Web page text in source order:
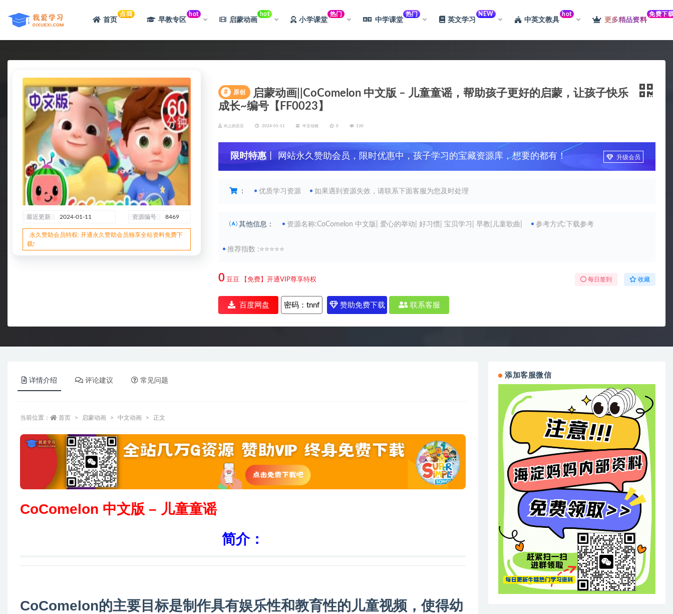
首页
点我
早教专区
hot
启蒙动画
hot
小学课堂
热门
中学课堂
热门
英文学习
NEW
中英文教具
hot
更多精品资料
免费下
最近更新 2024-01-11 资源编号 8469
永久赞助会员特权: 开通永久赞助会员独享全站资料免费下
载!
# 原创
启蒙动画||CoComelon 中文版 – 儿童童谣，帮助孩子更好的启蒙，让孩子快乐
成长~编号【FF0023】
向上的豆豆 2024-01-11 中文动画 0 130
限时特惠 丨 网站永久赞助会员，限时优惠中，孩子学习的宝藏资源库，想要的都有！ 升级会员
： 优质学习资源 如果遇到资源失效，请联系下面客服为您及时处理
其他信息： 资源名称:CoComelon 中文版| 爱心的举动| 好习惯| 宝贝学习| 早教|儿童歌曲| 参考方式:下载参考
推荐指数 :⭐⭐⭐⭐⭐
0 豆豆 【免费】开通VIP尊享特权 每日签到 收藏
百度网盘 密码：tnnf 赞助免费下载 联系客服
详情介绍 评论建议 常见问题
当前位置： 首页 启蒙动画 中文动画 正文
CoComelon 中文版 – 儿童童谣
简介：
CoComelon的主要目标是制作具有娱乐性和教育性的儿童视频，使得幼
添加客服微信